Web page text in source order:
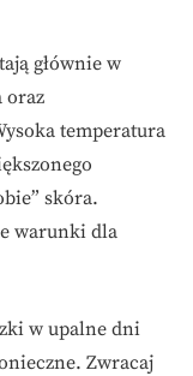
głównie w
oraz
temperatura
skóra.
warunki dla
w upalne dni
Zwracaj